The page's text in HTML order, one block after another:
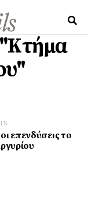
επενδύσεις το